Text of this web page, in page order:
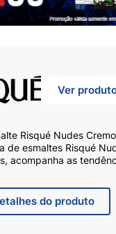
Ver
Risqué Nudes
de esmaltes Risqué
acompanha as
nails art que farão
que costumam
pela cor, presencie a
do produto